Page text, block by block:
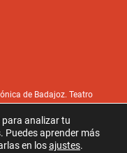
de Badajoz. Teatro
excepto las
para analizar tu
Puedes aprender más
en losajustes.